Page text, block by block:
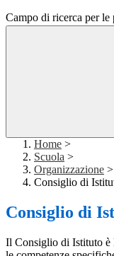
Campo di ricerca per le
Home >
Scuola >
Organizzazione >
Consiglio di
Consiglio di
Il Consiglio di Istituto è